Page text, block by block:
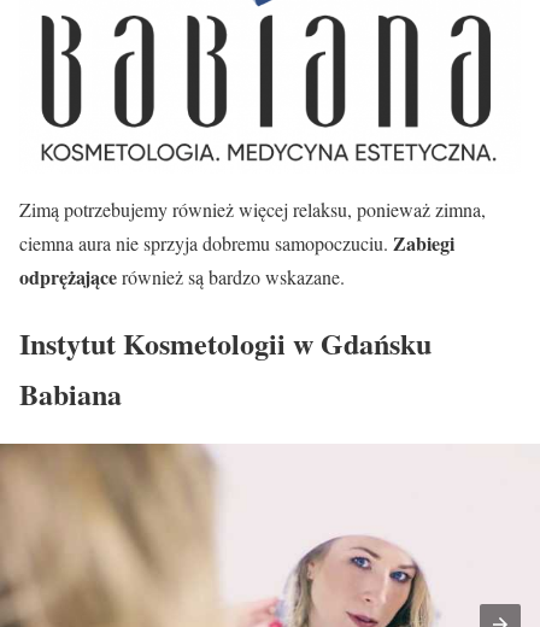
Zimą potrzebujemy również więcej relaksu, ponieważ zimna,
ciemna aura nie sprzyja dobremu samopoczuciu. Zabiegi
odprężającerównież są bardzo wskazane.
Instytut Kosmetologii w Gdańsku
Babiana